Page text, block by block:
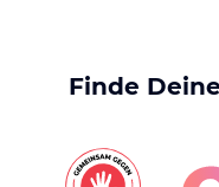
Finde